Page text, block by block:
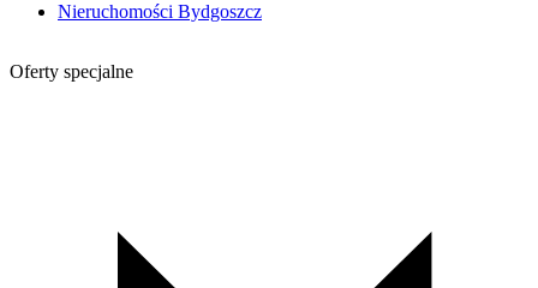
Nieruchomości Bydgoszcz
Oferty specjalne